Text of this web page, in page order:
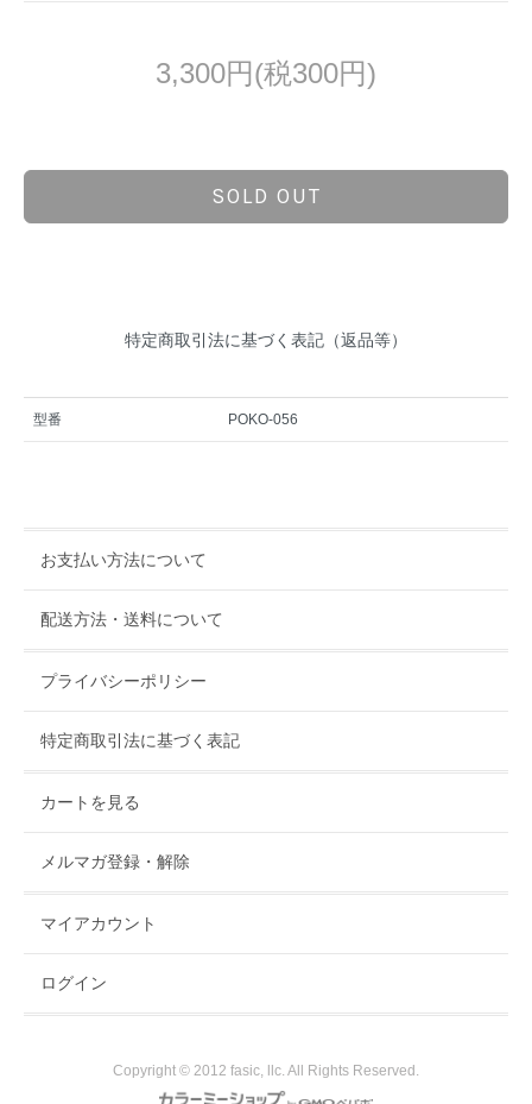
3,300円(税300円)
SOLD OUT
特定商取引法に基づく表記（返品等）
型番 POKO-056
お支払い方法について
配送方法・送料について
プライバシーポリシー
特定商取引法に基づく表記
カートを見る
メルマガ登録・解除
マイアカウント
ログイン
Copyright © 2012 fasic, llc. All Rights Reserved.